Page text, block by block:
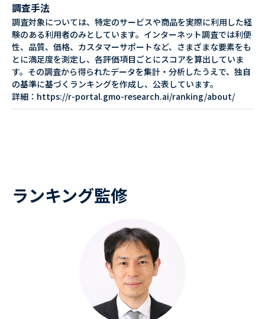
調査手法
調査対象については、特定のサービスや商品を実際に利用した経
験のある利用者のみとしています。インターネット調査では利便
性、品質、価格、カスタマーサポートなど、さまざまな要素をも
とに満足度を測定し、各評価項目ごとにスコアを算出していま
す。その調査から得られたデータを集計・分析したうえで、独自
の基準に基づくランキングを作成し、公表しています。
詳細：https://r-portal.gmo-research.ai/ranking/about/
ランキング監修